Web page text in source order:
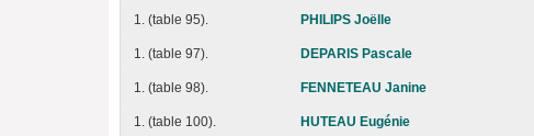
1. (table 95). PHILIPS Joëlle
1. (table 97). DEPARIS Pascale
1. (table 98). FENNETEAU Janine
1. (table 100). HUTEAU Eugénie